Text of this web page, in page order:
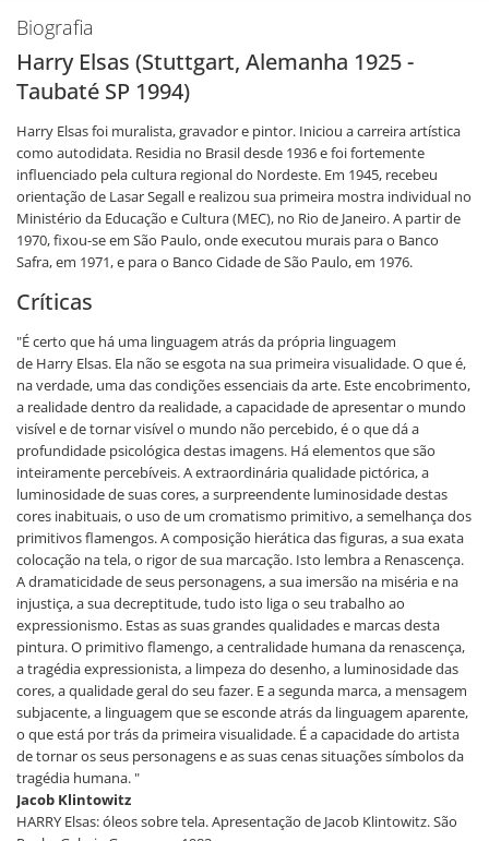
Biografia
Harry Elsas (Stuttgart, Alemanha 1925 -
Taubaté SP 1994)
Harry Elsas foi muralista, gravador e pintor. Iniciou a carreira artística
como autodidata. Residia no Brasil desde 1936 e foi fortemente
influenciado pela cultura regional do Nordeste. Em 1945, recebeu
orientação de Lasar Segall e realizou sua primeira mostra individual no
Ministério da Educação e Cultura (MEC), no Rio de Janeiro. A partir de
1970, fixou-se em São Paulo, onde executou murais para o Banco
Safra, em 1971, e para o Banco Cidade de São Paulo, em 1976.
Críticas
"É certo que há uma linguagem atrás da própria linguagem
de Harry Elsas. Ela não se esgota na sua primeira visualidade. O que é,
na verdade, uma das condições essenciais da arte. Este encobrimento,
a realidade dentro da realidade, a capacidade de apresentar o mundo
visível e de tornar visível o mundo não percebido, é o que dá a
profundidade psicológica destas imagens. Há elementos que são
inteiramente percebíveis. A extraordinária qualidade pictórica, a
luminosidade de suas cores, a surpreendente luminosidade destas
cores inabituais, o uso de um cromatismo primitivo, a semelhança dos
primitivos flamengos. A composição hierática das figuras, a sua exata
colocação na tela, o rigor de sua marcação. Isto lembra a Renascença.
A dramaticidade de seus personagens, a sua imersão na miséria e na
injustiça, a sua decreptitude, tudo isto liga o seu trabalho ao
expressionismo. Estas as suas grandes qualidades e marcas desta
pintura. O primitivo flamengo, a centralidade humana da renascença,
a tragédia expressionista, a limpeza do desenho, a luminosidade das
cores, a qualidade geral do seu fazer. E a segunda marca, a mensagem
subjacente, a linguagem que se esconde atrás da linguagem aparente,
o que está por trás da primeira visualidade. É a capacidade do artista
de tornar os seus personagens e as suas cenas situações símbolos da
tragédia humana. "
Jacob Klintowitz
HARRY Elsas: óleos sobre tela. Apresentação de Jacob Klintowitz. São